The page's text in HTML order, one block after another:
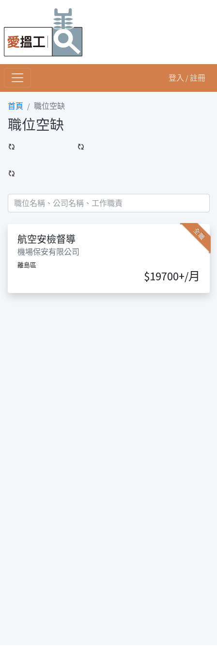
登入 / 註冊
首頁 職位空缺
職位空缺
全職
航空安檢督導
機場保安有限公司
離島區
$19700+/月